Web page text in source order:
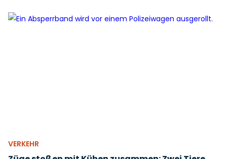
VERKEHR